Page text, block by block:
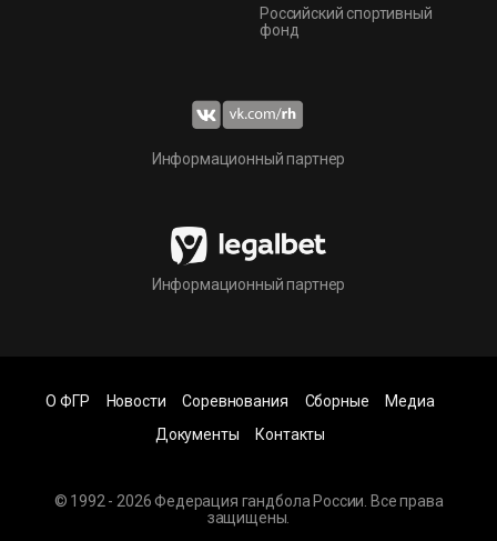
Российский спортивный
фонд
Информационный партнер
Информационный партнер
© 1992 - 2026 Федерация гандбола России. Все права
защищены.
О ФГР Новости Соревнования Сборные
Медиа
Документы
Контакты